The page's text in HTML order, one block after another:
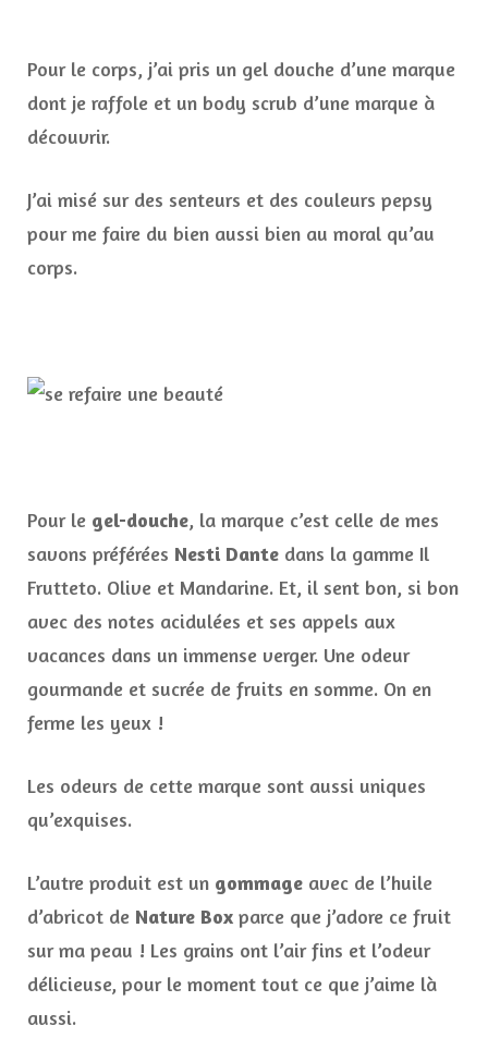
Pour le corps, j’ai pris un gel douche d’une marque
dont je raffole et un body scrub d’une marque à
découvrir.
J’ai misé sur des senteurs et des couleurs pepsy
pour me faire du bien aussi bien au moral qu’au
corps.
Pour le gel-douche, la marque c’est celle de mes
savons préférées Nesti Dante dans la gamme Il
Frutteto. Olive et Mandarine. Et, il sent bon, si bon
avec des notes acidulées et ses appels aux
vacances dans un immense verger. Une odeur
gourmande et sucrée de fruits en somme. On en
ferme les yeux !
Les odeurs de cette marque sont aussi uniques
qu’exquises.
L’autre produit est un gommage avec de l’huile
d’abricot de Nature Box parce que j’adore ce fruit
sur ma peau ! Les grains ont l’air fins et l’odeur
délicieuse, pour le moment tout ce que j’aime là
aussi.